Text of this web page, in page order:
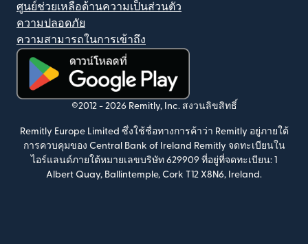
ศูนย์ช่วยเหลือด้านความเป็นส่วนตัว
ความปลอดภัย
ความสามารถในการเข้าถึง
(เปิดในหน้าต่างใหม่)
©2012 - 2026 Remitly, Inc. สงวนลิขสิทธิ์
Remitly Europe Limited ซึ่งใช้ชื่อทางการค้าว่า Remitly อยู่ภายใต้
การควบคุมของ Central Bank of Ireland Remitly จดทะเบียนใน
ไอร์แลนด์ภายใต้หมายเลขบริษัท 629909 ที่อยู่ที่จดทะเบียน: 1
Albert Quay, Ballintemple, Cork T12 X8N6, Ireland.